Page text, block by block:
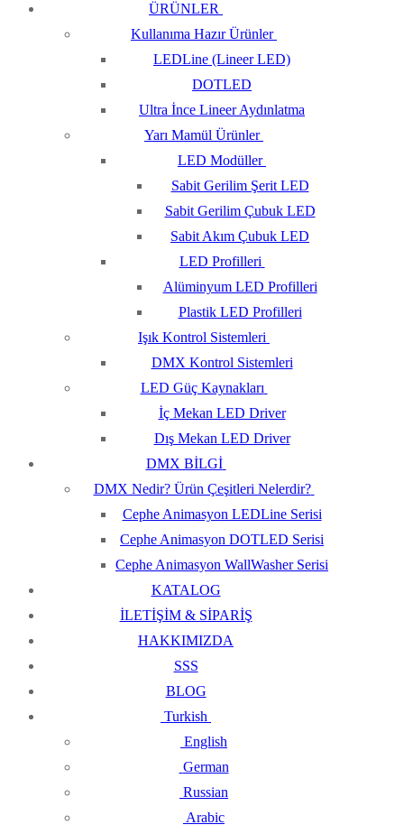
ÜRÜNLER
Kullanıma Hazır Ürünler
LEDLine (Lineer LED)
DOTLED
Ultra İnce Lineer Aydınlatma
Yarı Mamül Ürünler
LED Modüller
Sabit Gerilim Şerit LED
Sabit Gerilim Çubuk LED
Sabit Akım Çubuk LED
LED Profilleri
Alüminyum LED Profilleri
Plastik LED Profilleri
Işık Kontrol Sistemleri
DMX Kontrol Sistemleri
LED Güç Kaynakları
İç Mekan LED Driver
Dış Mekan LED Driver
DMX BİLGİ
DMX Nedir? Ürün Çeşitleri Nelerdir?
Cephe Animasyon LEDLine Serisi
Cephe Animasyon DOTLED Serisi
Cephe Animasyon WallWasher Serisi
KATALOG
İLETİŞİM & SİPARİŞ
HAKKIMIZDA
SSS
BLOG
Turkish
English
German
Russian
Arabic